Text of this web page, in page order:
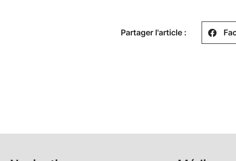
Partager l'article :